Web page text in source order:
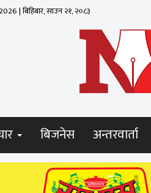
| बिहिबार, साउन २१, २०८३
बिजनेस अन्तरवार्ता